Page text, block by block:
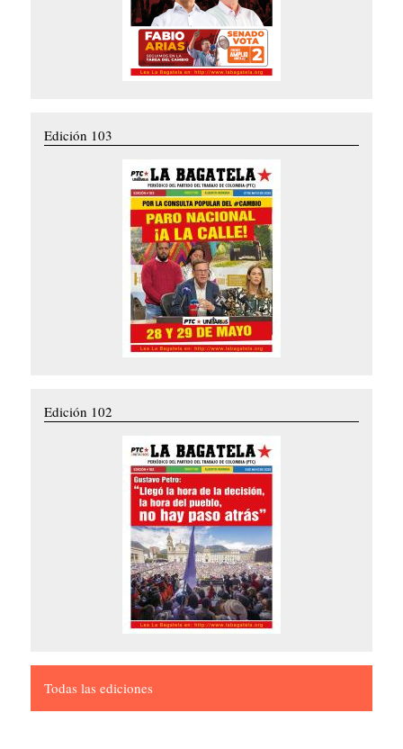
Edición 103
Edición 102
Todas las ediciones